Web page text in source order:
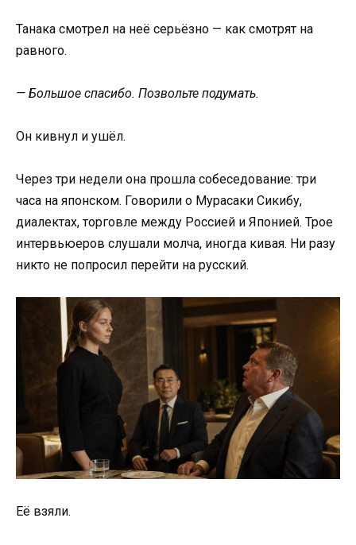
Танака смотрел на неё серьёзно — как смотрят на
равного.
— Большое спасибо. Позвольте подумать.
Он кивнул и ушёл.
Через три недели она прошла собеседование: три
часа на японском. Говорили о Мурасаки Сикибу,
диалектах, торговле между Россией и Японией. Трое
интервьюеров слушали молча, иногда кивая. Ни разу
никто не попросил перейти на русский.
Её взяли.